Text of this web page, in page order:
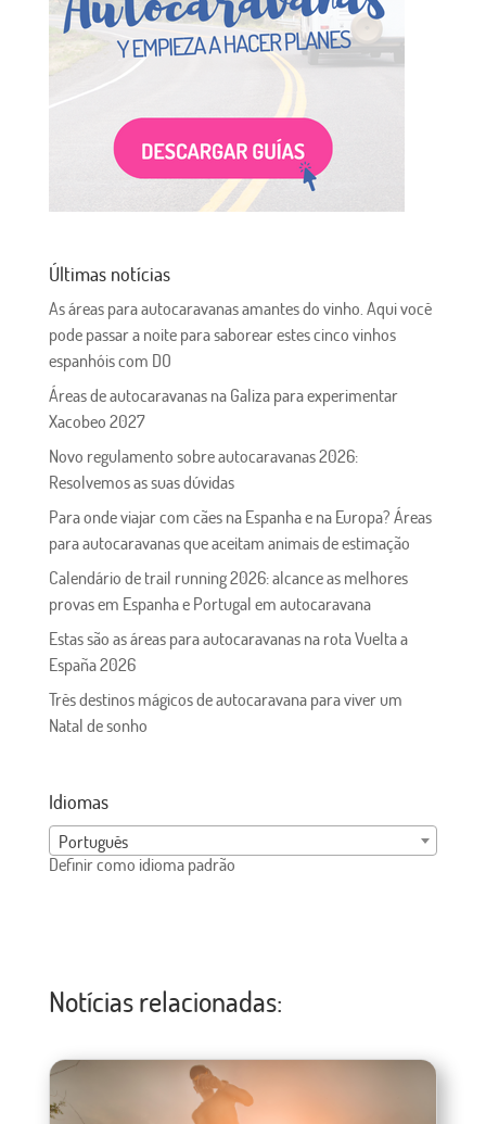
Últimas notícias
As áreas para autocaravanas amantes do vinho. Aqui você
pode passar a noite para saborear estes cinco vinhos
espanhóis com DO
Áreas de autocaravanas na Galiza para experimentar
Xacobeo 2027
Novo regulamento sobre autocaravanas 2026:
Resolvemos as suas dúvidas
Para onde viajar com cães na Espanha e na Europa? Áreas
para autocaravanas que aceitam animais de estimação
Calendário de trail running 2026: alcance as melhores
provas em Espanha e Portugal em autocaravana
Estas são as áreas para autocaravanas na rota Vuelta a
España 2026
Três destinos mágicos de autocaravana para viver um
Natal de sonho
Idiomas
Português
Definir como idioma padrão
Notícias relacionadas: